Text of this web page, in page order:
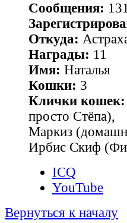
Сообщения:
Откуда:
Награды: 11
Имя: Наталья
Кошки: 3
Клички кошек:
просто Стёпа),
Маркиз
Ирбис Скиф
ICQ
YouTube
Вернуться к началу